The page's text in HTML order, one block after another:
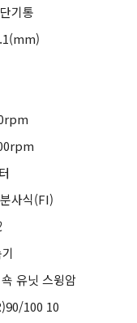
기통
사식(FI)
유닛 스윙암
100 10